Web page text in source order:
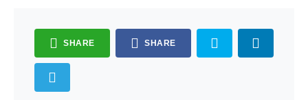
SHARE SHARE